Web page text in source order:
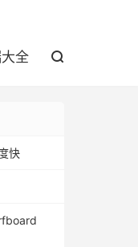
全 
快